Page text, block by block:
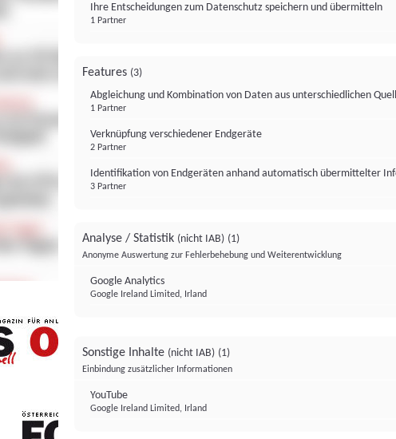
FONDS professionell
Ihre Entscheidungen zum Datenschutz speichern und übermitteln
1 Partner
Features (3)
Abgleichung und Kombination von Daten aus unterschiedlichen
1 Partner
Verknüpfung verschiedener Endgeräte
2 Partner
Identifikation von Endgeräten anhand automatisch übermittelter
3 Partner
Analyse / Statistik (nicht IAB) (1)
Anonyme Auswertung zur Fehlerbehebung und Weiterentwicklung
Google Analytics
Google Ireland Limited, Irland
Sonstige Inhalte (nicht IAB) (1)
Einbindung zusätzlicher Informationen
YouTube
Google Ireland Limited, Irland